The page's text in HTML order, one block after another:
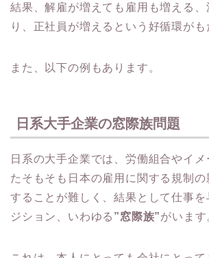
結果、解雇が増えても雇用も増える
り、正社員が増えるという好循環がも
また、以下の例もあります。
日系大手企業の窓際族問題
日系の大手企業では、労働組合やイメ
たそもそも日本の雇用に関する規制の
することが難しく、結果として仕事を
ジション、いわゆる ”窓際族”がいます